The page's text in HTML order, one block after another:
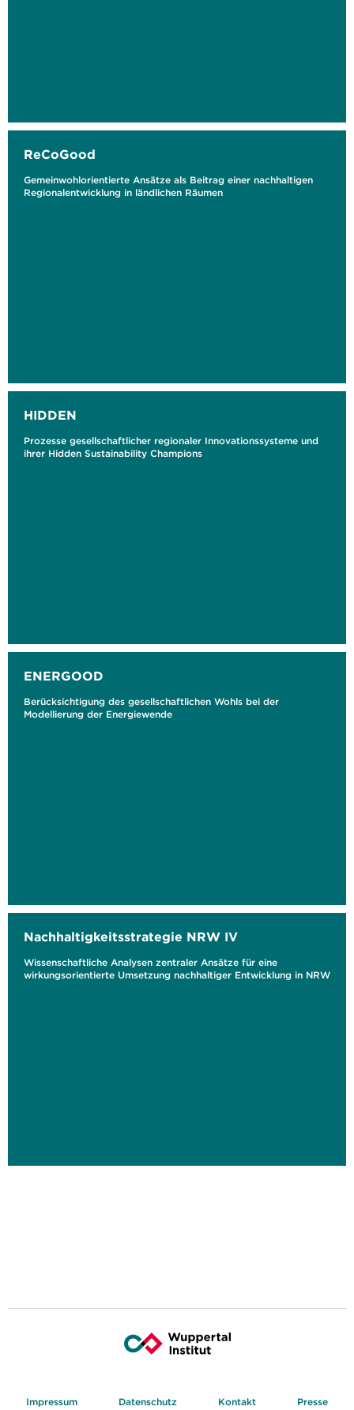
ReCoGood
Gemeinwohlorientierte Ansätze als Beitrag einer nachhaltigen
Regionalentwicklung in ländlichen Räumen
HIDDEN
Prozesse gesellschaftlicher regionaler Innovationssysteme und
ihrer Hidden Sustainability Champions
ENERGOOD
Berücksichtigung des gesellschaftlichen Wohls bei der
Modellierung der Energiewende
Nachhaltigkeitsstrategie NRW IV
Wissenschaftliche Analysen zentraler Ansätze für eine
wirkungsorientierte Umsetzung nachhaltiger Entwicklung in NRW
Impressum Datenschutz Kontakt Presse